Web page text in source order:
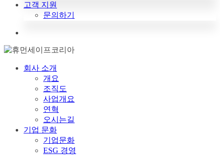
고객 지원
문의하기
회사 소개
개요
조직도
사업개요
연혁
오시는길
기업 문화
기업문화
ESG 경영